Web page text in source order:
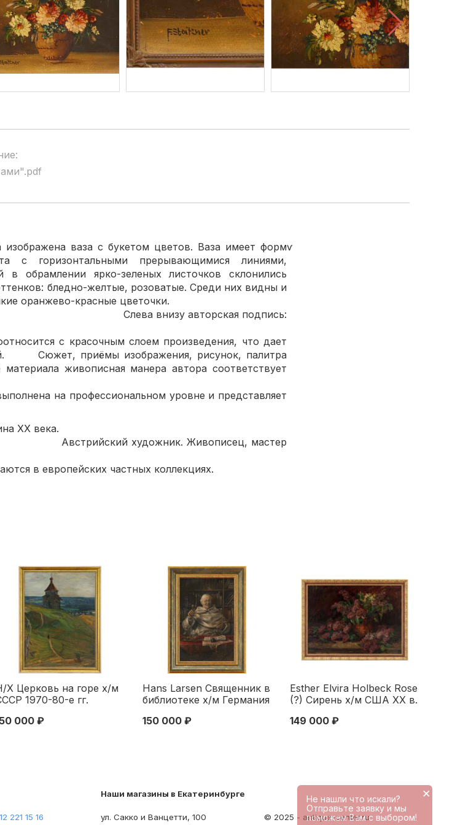
ваза с букетом цветов. Ваза имеет формѵ
с горизонтальными прерывающимися линиями,
обрамлении ярко-зеленых листочков склонились
бледно-желтые, розоватые. Среди них видны и
и мелкие оранжево-красные цветочки.
подпись:
с красочным слоем произведения, что дает
Сюжет, приёмы изображения, рисунок, палитра
живописная манера автора соответствует
1910/20-е годы.
уровне и представляет
половина XX века.
Живописец, мастер
в европейских частных коллекциях.
Х Церковь на горе х/м
1970-80-е гг.
000 ₽
Hans Larsen Священник в
библиотеке х/м Германия
Германия 1923
150 000 ₽
Esther Elvira Holbeck Rose
(?) Сирень х/м США XX в.
149 000 ₽
221 15 16
Наши магазины в Екатеринбурге
ул. Сакко и Ванцетти, 100 © 2025 - antique-center.ru
Не нашли что искали?
Отправьте заявку и мы
поможем Вам с выбором!
×